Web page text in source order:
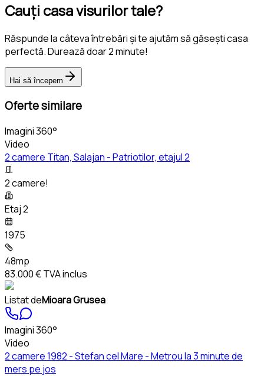
Cauți casa visurilor tale?
Răspunde la câteva întrebări și te ajutăm să găsești casa
perfectă. Durează doar 2 minute!
Hai să începem
Oferte similare
Imagini 360°
Video
2 camere Titan, Salajan - Patriotilor, etajul 2
2 camere!
Etaj 2
1975
48mp
83.000 €TVA inclus
Listat deMioara Grusea
Imagini 360°
Video
2 camere 1982 - Stefan cel Mare - Metrou la 3 minute de
mers pe jos